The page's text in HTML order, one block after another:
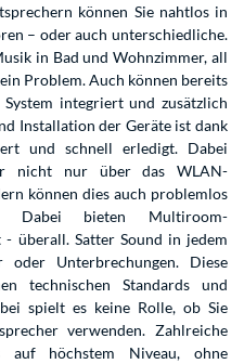
können Sie nahtlos in
– oder auch unterschiedliche.
in Bad und Wohnzimmer, all
Problem. Auch können bereits
integriert und zusätzlich
Installation der Geräte ist dank
und schnell erledigt. Dabei
nicht nur über das WLAN-
können dies auch problemlos
Dabei bieten Multiroom-
überall. Satter Sound in jedem
Unterbrechungen. Diese
technischen Standards und
spielt es keine Rolle, ob Sie
verwenden. Zahlreiche
auf höchstem Niveau, ohne